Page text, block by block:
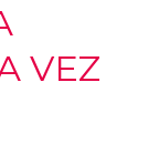
VEZ